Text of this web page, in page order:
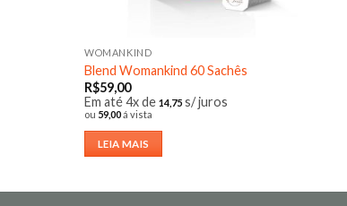
WOMANKIND
Blend Womankind 60 Sachês
R$59,00
Em até 4x de14,75 s/ juros
ou 59,00á vista
LEIA MAIS